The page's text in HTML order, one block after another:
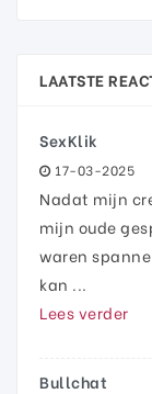
LAATSTE
SexKlik
17-03-2025
Nadat mijn
mijn oude
waren
kan ...
Lees verder
Bullchat